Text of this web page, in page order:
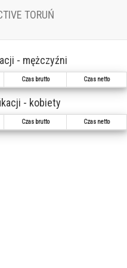
TORUŃ
- mężczyźni
Czas brutto Czas netto
- kobiety
Czas brutto Czas netto